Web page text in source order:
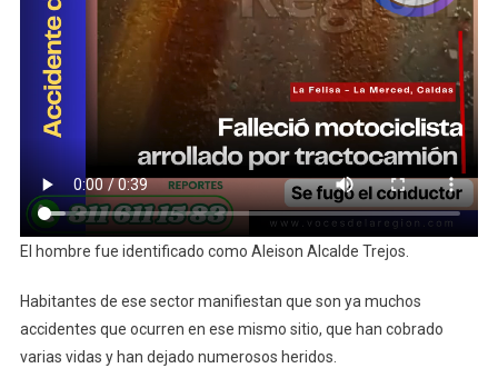
El hombre fue identificado como Aleison Alcalde Trejos.
Habitantes de ese sector manifiestan que son ya muchos
accidentes que ocurren en ese mismo sitio, que han cobrado
varias vidas y han dejado numerosos heridos.